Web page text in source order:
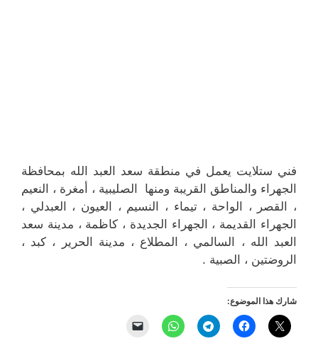
فني ستلايت يعمل في منطقة سعد العبد الله بمحافظة
الجهراء والمناطق القريبة ومنها الصليبية ، أمغرة ، النعيم
، القصر ، الواحة ، تيماء ، النسيم ، العيون ، العبدلي ،
الجهراء القديمة ، الجهراء الجديدة ، كاظمة ، مدينة سعد
العبد الله ، السالمي ، المطلاع ، مدينة الحرير ، كبد ،
الروضتين ، الصبية .
شارك هذا الموضوع: